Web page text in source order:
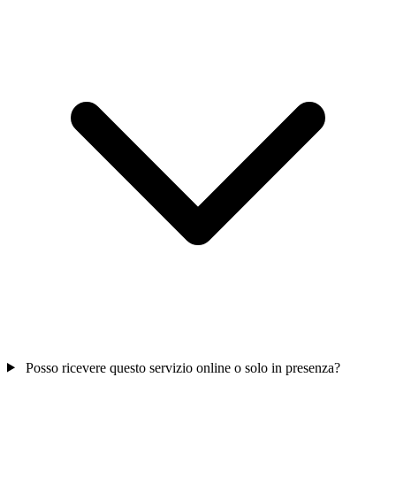
Posso ricevere questo servizio online o solo in presenza?